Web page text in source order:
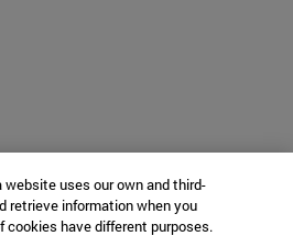
uses our own and third-
retrieve information when you
cookies have different purposes.